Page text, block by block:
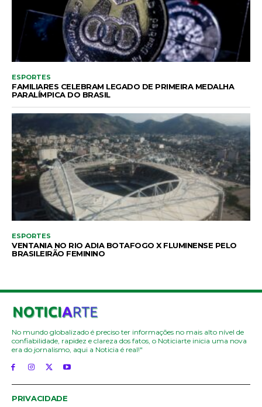
ESPORTES
FAMILIARES CELEBRAM LEGADO DE PRIMEIRA MEDALHA
PARALÍMPICA DO BRASIL
ESPORTES
VENTANIA NO RIO ADIA BOTAFOGO X FLUMINENSE PELO
BRASILEIRÃO FEMININO
No mundo globalizado é preciso ter informações no mais alto nível de
confiabilidade, rapidez e clareza dos fatos, o Noticiarte inicia uma nova
era do jornalismo, aqui a Noticia é real!"
PRIVACIDADE